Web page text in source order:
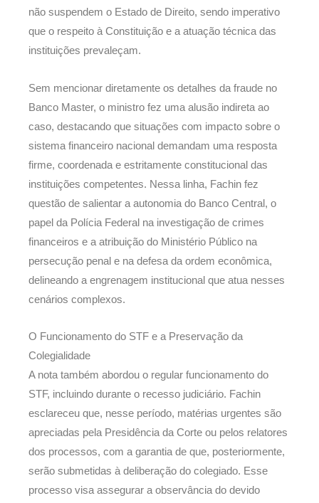
não suspendem o Estado de Direito, sendo imperativo
que o respeito à Constituição e a atuação técnica das
instituições prevaleçam.
Sem mencionar diretamente os detalhes da fraude no
Banco Master, o ministro fez uma alusão indireta ao
caso, destacando que situações com impacto sobre o
sistema financeiro nacional demandam uma resposta
firme, coordenada e estritamente constitucional das
instituições competentes. Nessa linha, Fachin fez
questão de salientar a autonomia do Banco Central, o
papel da Polícia Federal na investigação de crimes
financeiros e a atribuição do Ministério Público na
persecução penal e na defesa da ordem econômica,
delineando a engrenagem institucional que atua nesses
cenários complexos.
O Funcionamento do STF e a Preservação da
Colegialidade
A nota também abordou o regular funcionamento do
STF, incluindo durante o recesso judiciário. Fachin
esclareceu que, nesse período, matérias urgentes são
apreciadas pela Presidência da Corte ou pelos relatores
dos processos, com a garantia de que, posteriormente,
serão submetidas à deliberação do colegiado. Esse
processo visa assegurar a observância do devido